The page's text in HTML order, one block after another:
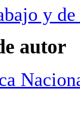
y
autor